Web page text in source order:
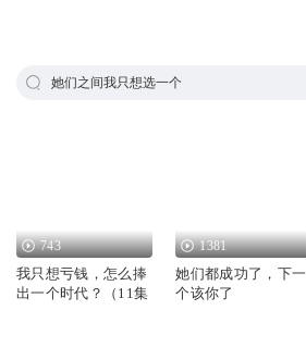
她们之间我只想选一个
743
我只想亏钱，怎么捧
出一个时代？（11集
1381
她们都成功了，下一
个该你了